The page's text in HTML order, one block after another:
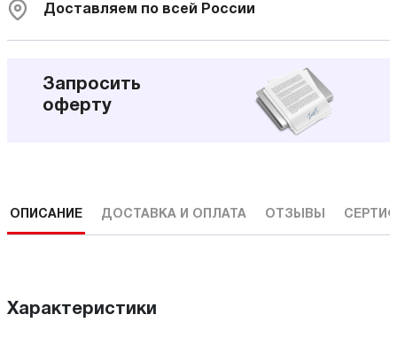
Доставляем по всей России
Запросить
оферту
ОПИСАНИЕ ДОСТАВКА И ОПЛАТА ОТЗЫВЫ
Характеристики